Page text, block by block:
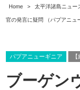
Home > 太平洋諸島ニュー
官の発言に疑問 （パプアニュ
パプアニューギニア
ブーゲン